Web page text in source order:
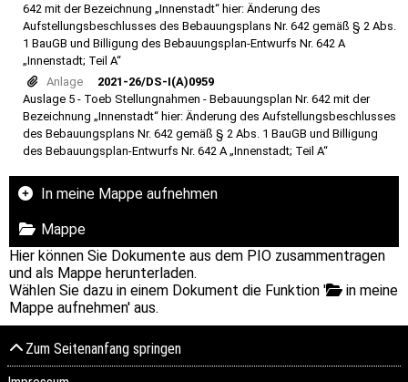
642 mit der Bezeichnung „Innenstadt“ hier: Änderung des
Aufstellungsbeschlusses des Bebauungsplans Nr. 642 gemäß § 2 Abs.
1 BauGB und Billigung des Bebauungsplan-Entwurfs Nr. 642 A
„Innenstadt; Teil A“
Anlage
2021-26/DS-I(A)0959
Auslage 5 - Toeb Stellungnahmen - Bebauungsplan Nr. 642 mit der
Bezeichnung „Innenstadt“ hier: Änderung des Aufstellungsbeschlusses
des Bebauungsplans Nr. 642 gemäß § 2 Abs. 1 BauGB und Billigung
des Bebauungsplan-Entwurfs Nr. 642 A „Innenstadt; Teil A“
In meine Mappe aufnehmen
Mappe
Hier können Sie Dokumente aus dem PIO zusammentragen
und als Mappe herunterladen.
Wählen Sie dazu in einem Dokument die Funktion '
in meine
Mappe aufnehmen' aus.
Zum Seitenanfang springen